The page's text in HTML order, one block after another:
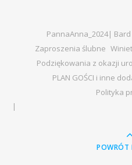
PannaAnna_2024|
Zaproszenia ślubne
Podziękowania z okazji
PLAN GOŚCI i inne
Polityka
POWRÓT